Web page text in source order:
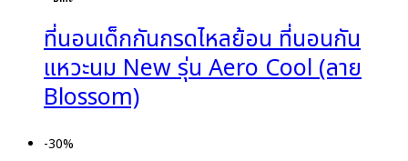
ที่นอนเด็กกันกรดไหลย้อน ที่นอนกัน
แหวะนม New รุ่น Aero Cool (ลาย
Blossom)
-30%